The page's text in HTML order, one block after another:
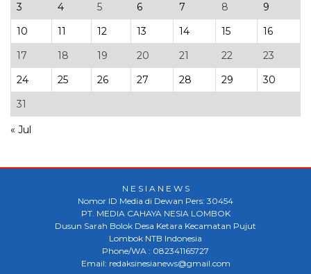
3
4 5 6 7 8
9
10
11 12 13 14 15
16
17
18 19 20 21 22
23
24
25 26 27 28 29
30
31
« Jul
N E S I A N E W S
Nomor ID Media di Dewan Pers: 30454
PT. MEDIA CAHAYA NESIA LOMBOK
Dusun Sarah Bolok Desa Ketara Kecamatan Pujut
Lombok NTB Indonesia
Phone/WA : 082341165727
Email: redaksinesianews@gmail.com